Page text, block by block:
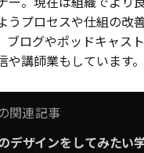
うプロセスや仕組の改
ブログやポッドキャス
や講師業もしています。
関連記事
デザインをしてみたい